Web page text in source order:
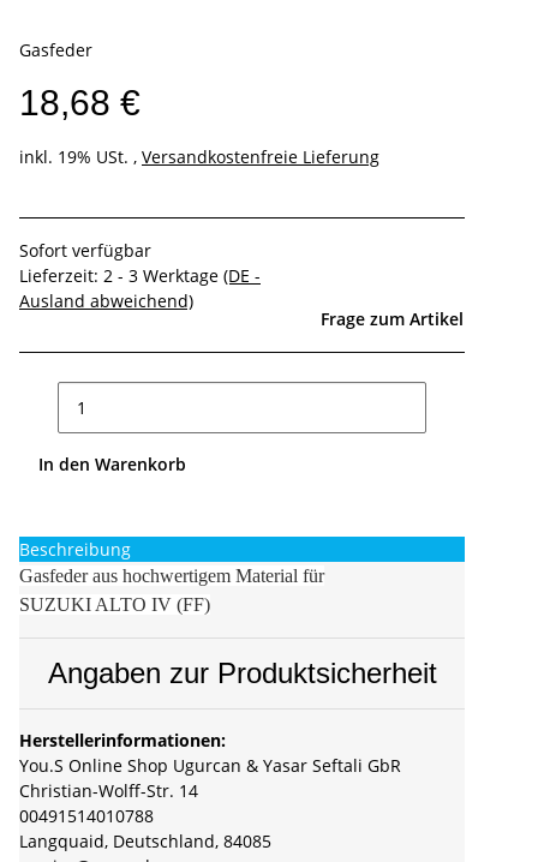
Gasfeder
18,68 €
inkl. 19% USt. , Versandkostenfreie Lieferung
Sofort verfügbar
Lieferzeit: 2 - 3 Werktage (DE -
Ausland abweichend)
Frage zum Artikel
In den Warenkorb
Beschreibung
Gasfeder aus hochwertigem Material für
SUZUKI ALTO IV (FF)
Angaben zur Produktsicherheit
Herstellerinformationen:
You.S Online Shop Ugurcan & Yasar Seftali GbR
Christian-Wolff-Str. 14
00491514010788
Langquaid, Deutschland, 84085